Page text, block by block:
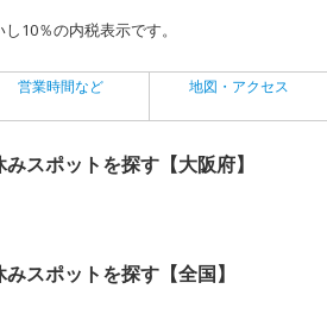
10％の内税表示です。
営業時間など 地図・アクセス
スポットを探す【大阪府】
スポットを探す【全国】